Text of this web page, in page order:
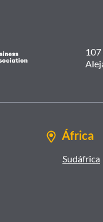
107
África
Sudáfrica